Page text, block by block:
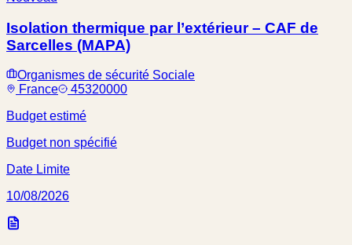
Isolation thermique par l’extérieur – CAF de
Sarcelles (MAPA)
Organismes de sécurité Sociale
France
45320000
Budget estimé
Budget non spécifié
Date Limite
10/08/2026